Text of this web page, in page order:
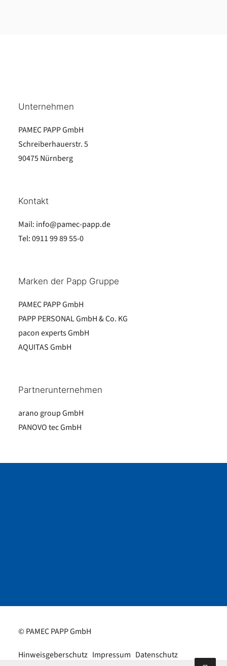
Unternehmen
PAMEC PAPP GmbH
Schreiberhauerstr. 5
90475 Nürnberg
Kontakt
Mail: info@pamec-papp.de
Tel:0911 99 89 55-0
Marken der Papp Gruppe
PAMEC PAPP GmbH
PAPP PERSONAL GmbH & Co. KG
pacon experts GmbH
AQUITAS GmbH
Partnerunternehmen
arano group GmbH
PANOVO tec GmbH
© PAMEC PAPP GmbH
Hinweisgeberschutz Impressum Datenschutz